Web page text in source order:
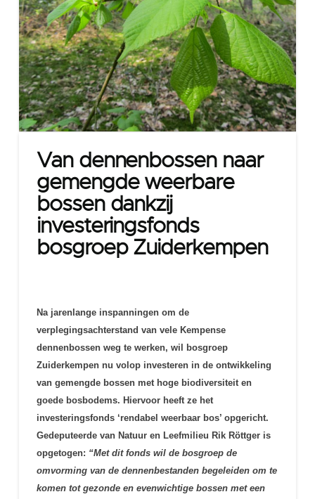
Van dennenbossen naar
gemengde weerbare
bossen dankzij
investeringsfonds
bosgroep Zuiderkempen
Na jarenlange inspanningen om de
verplegingsachterstand van vele Kempense
dennenbossen weg te werken, wil bosgroep
Zuiderkempen nu volop investeren in de ontwikkeling
van gemengde bossen met hoge biodiversiteit en
goede bosbodems. Hiervoor heeft ze het
investeringsfonds ‘rendabel weerbaar bos’ opgericht.
Gedeputeerde van Natuur en Leefmilieu Rik Röttger is
opgetogen: “Met dit fonds wil de bosgroep de
omvorming van de dennenbestanden begeleiden om te
komen tot gezonde en evenwichtige bossen met een